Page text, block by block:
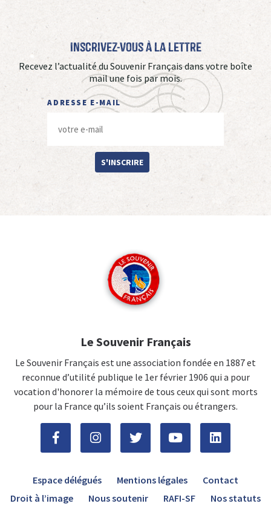
Inscrivez-vous à La Lettre
Recevez l’actualité du Souvenir Français dans votre boîte
mail une fois par mois.
ADRESSE E-MAIL
S'INSCRIRE
Le Souvenir Français
Le Souvenir Français est une association fondée en 1887 et
reconnue d’utilité publique le 1er février 1906 qui a pour
vocation d'honorer la mémoire de tous ceux qui sont morts
pour la France qu’ils soient Français ou étrangers.
Espace délégués Mentions légales
Contact
Droit à l’image
Nous soutenir RAFI-SF Nos statuts